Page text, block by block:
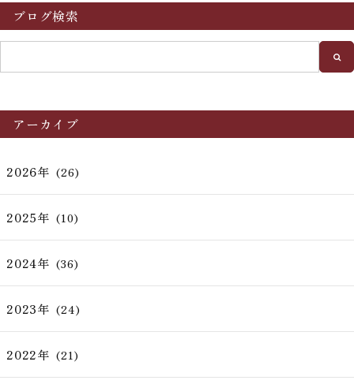
ブログ検索
アーカイブ
2026年 (26)
2025年 (10)
2024年 (36)
2023年 (24)
2022年 (21)